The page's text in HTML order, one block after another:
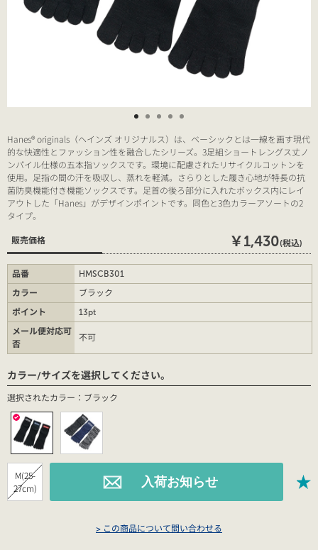
Hanes® originals（ヘインズ オリジナルス）は、ベーシックとは一線を画す現代
的な快適性とファッション性を融合したシリーズ。3足組ショートレングス丈ノ
ンパイル仕様の五本指ソックスです。環境に配慮されたリサイクルコットンを
使用。足指の間の汗を吸収し、蒸れを軽減。さらりとした履き心地が特長の抗
菌防臭機能付き機能ソックスです。足首の後ろ部分に入れたボックス内にレイ
アウトした「Hanes」がデザインポイントです。同色と3色カラーアソートの2
タイプ。
販売価格 ￥1,430(税込)
品番
HMSCB301
カラー
ブラック
ポイント
13pt
メール便対応可
否
不可
カラー/サイズを選択してください。
選択されたカラー：ブラック
M(25-
27cm)
> この商品について問い合わせる